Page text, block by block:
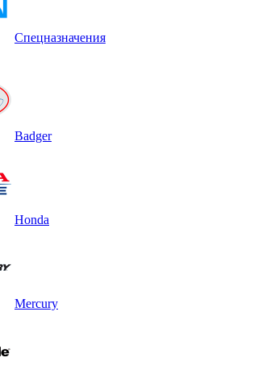
Спецназначения
Badger
Honda
Mercury